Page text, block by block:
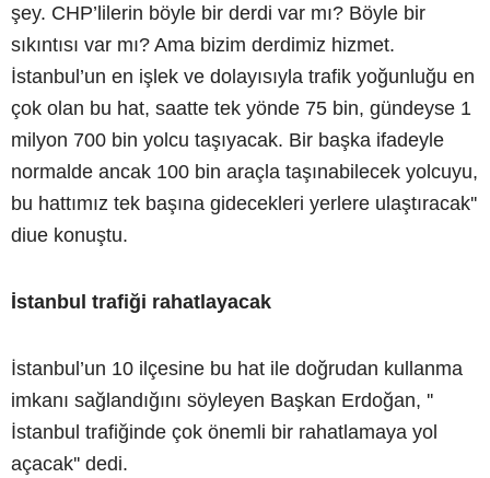
şey. CHP’lilerin böyle bir derdi var mı? Böyle bir
sıkıntısı var mı? Ama bizim derdimiz hizmet.
İstanbul’un en işlek ve dolayısıyla trafik yoğunluğu en
çok olan bu hat, saatte tek yönde 75 bin, gündeyse 1
milyon 700 bin yolcu taşıyacak. Bir başka ifadeyle
normalde ancak 100 bin araçla taşınabilecek yolcuyu,
bu hattımız tek başına gidecekleri yerlere ulaştıracak''
diue konuştu.
İstanbul trafiği rahatlayacak
İstanbul’un 10 ilçesine bu hat ile doğrudan kullanma
imkanı sağlandığını söyleyen Başkan Erdoğan, ''
İstanbul trafiğinde çok önemli bir rahatlamaya yol
açacak'' dedi.